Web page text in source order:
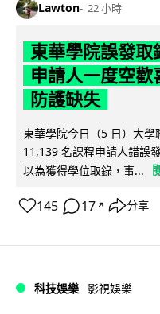
Lawton 22 小時
東華學院誤發取
申請人一度空
防護缺失
東華學院今日（5 日）大
11,139 名課程申請人錯誤
以為獲得學位取錄，事...
145 17 ↗ 分享
科技娛樂 影視娛樂